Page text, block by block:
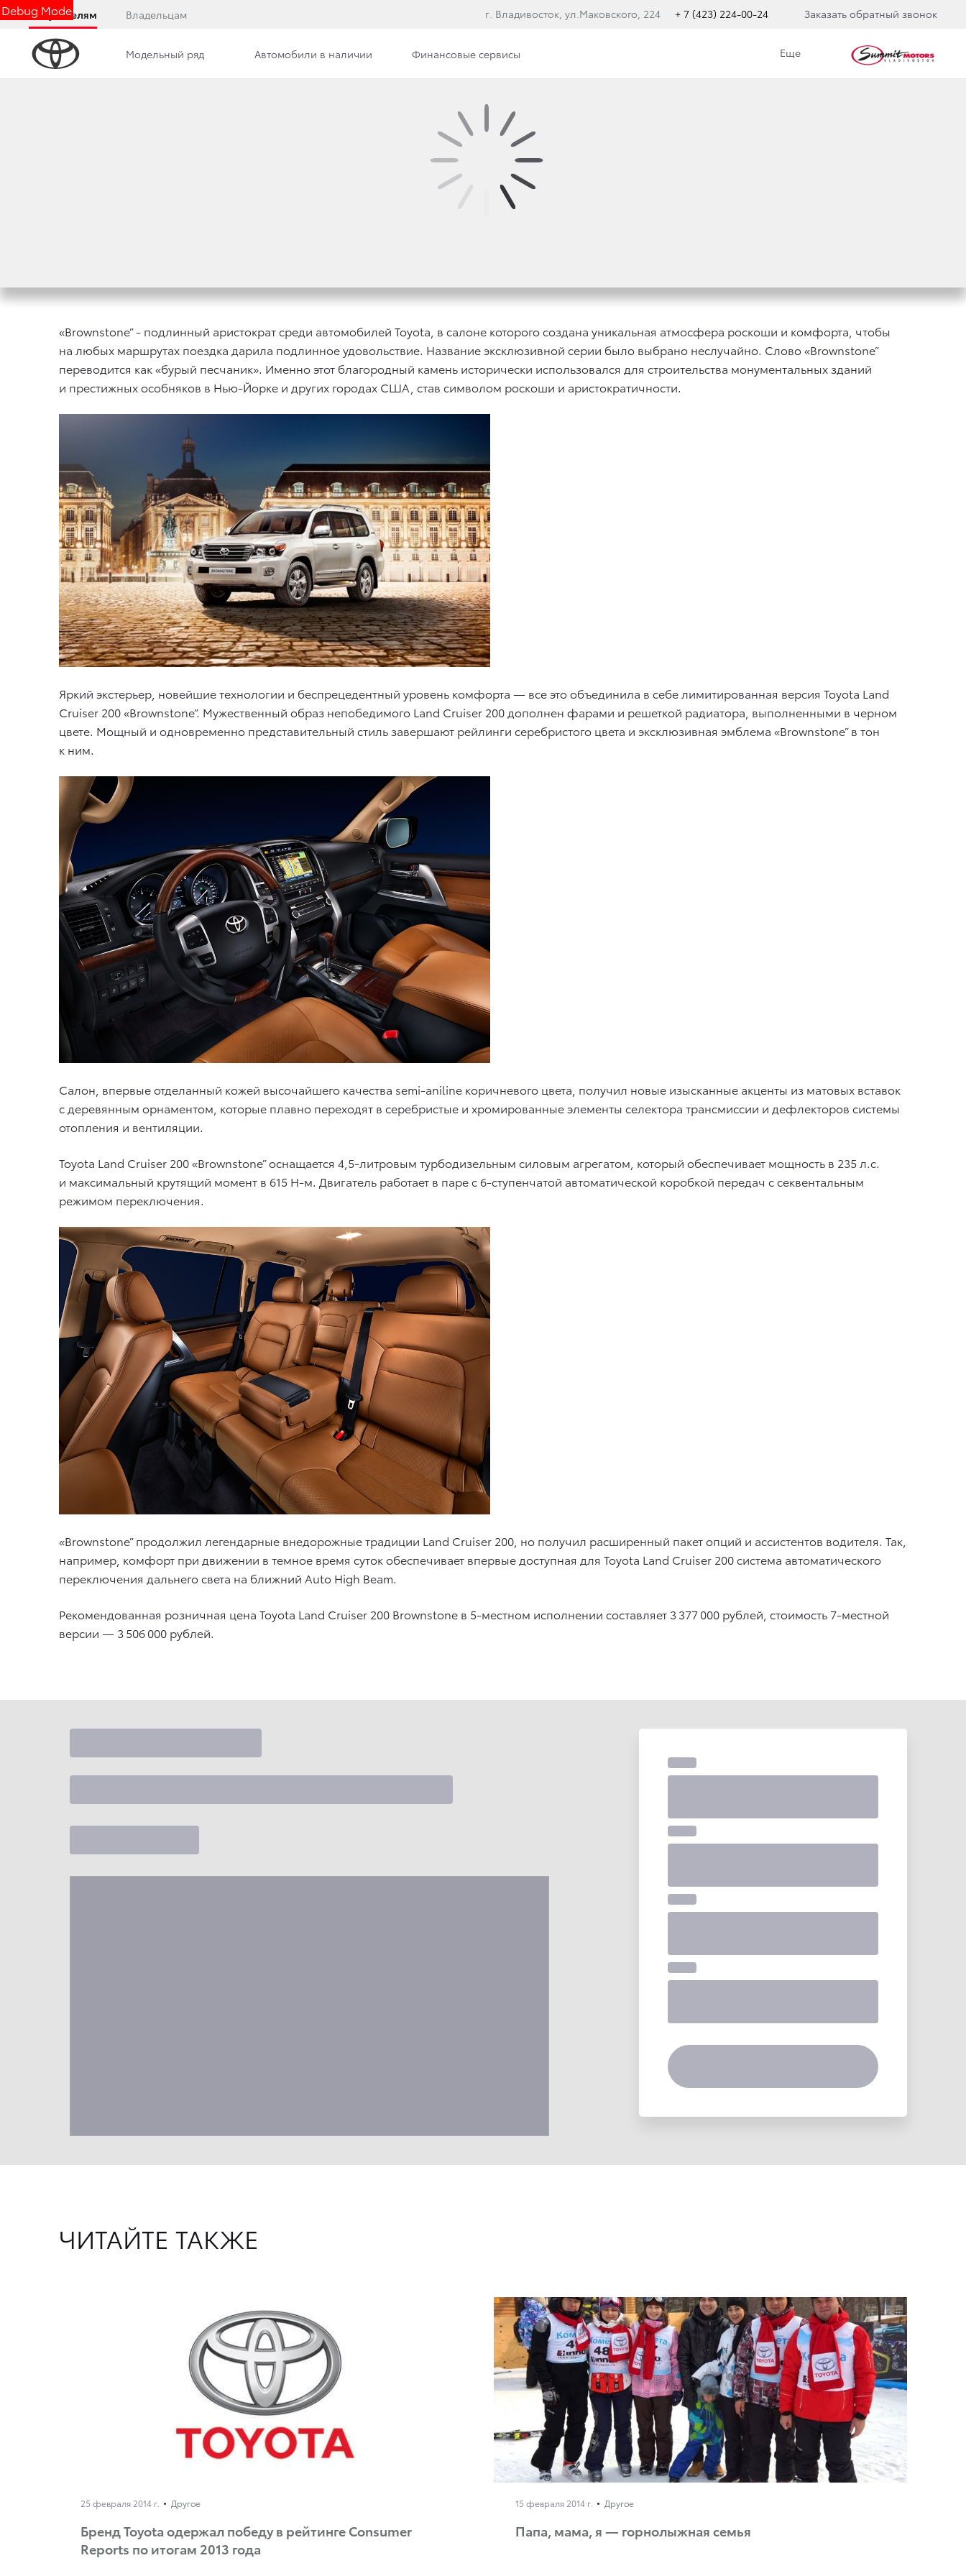
Debug Mode
Покупателям Владельцам г. Владивосток, ул.Маковского, 224 + 7 (423) 224-00-24 Заказать обратный звонок
Модельный ряд Автомобили в наличии Финансовые сервисы Еще
TOYOTA ПРЕДСТАВЛЯЕТ ЭКСКЛЮЗИВНУЮ СЕРИЮ LAND
«Brownstone” - подлинный аристократ среди автомобилей Toyota, в салоне которого создана уникальная атмосфера роскоши и комфорта, чтобы
на любых маршрутах поездка дарила подлинное удовольствие. Название эксклюзивной серии было выбрано неслучайно. Слово «Brownstone”
переводится как «бурый песчаник». Именно этот благородный камень исторически использовался для строительства монументальных зданий
и престижных особняков в Нью-Йорке и других городах США, став символом роскоши и аристократичности.
Яркий экстерьер, новейшие технологии и беспрецедентный уровень комфорта — все это объединила в себе лимитированная версия Toyota Land
Cruiser 200 «Brownstone”. Мужественный образ непобедимого Land Cruiser 200 дополнен фарами и решеткой радиатора, выполненными в черном
цвете. Мощный и одновременно представительный стиль завершают рейлинги серебристого цвета и эксклюзивная эмблема «Brownstone” в тон
к ним.
Салон, впервые отделанный кожей высочайшего качества semi-aniline коричневого цвета, получил новые изысканные акценты из матовых вставок
с деревянным орнаментом, которые плавно переходят в серебристые и хромированные элементы селектора трансмиссии и дефлекторов системы
отопления и вентиляции.
Toyota Land Cruiser 200 «Brownstone” оснащается 4,5-литровым турбодизельным силовым агрегатом, который обеспечивает мощность в 235 л.с.
и максимальный крутящий момент в 615 Н-м. Двигатель работает в паре с 6-ступенчатой автоматической коробкой передач с секвентальным
режимом переключения.
«Brownstone” продолжил легендарные внедорожные традиции Land Cruiser 200, но получил расширенный пакет опций и ассистентов водителя. Так,
например, комфорт при движении в темное время суток обеспечивает впервые доступная для Toyota Land Cruiser 200 система автоматического
переключения дальнего света на ближний Auto High Beam.
Рекомендованная розничная цена Toyota Land Cruiser 200 Brownstone в 5-местном исполнении составляет 3 377 000 рублей, стоимость 7-местной
версии — 3 506 000 рублей.
ЧИТАЙТЕ ТАКЖЕ
25 февраля 2014 г. Другое
Бренд Toyota одержал победу в рейтинге Consumer
Reports по итогам 2013 года
15 февраля 2014 г. Другое
Папа, мама, я — горнолыжная семья